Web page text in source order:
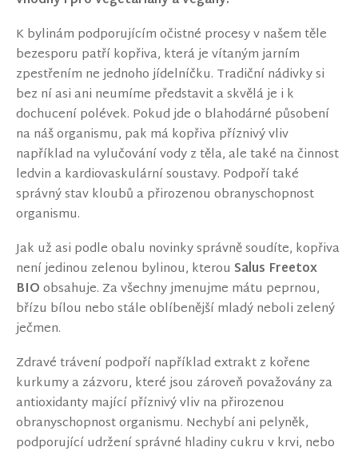
K bylinám podporujícím očistné procesy v našem těle
bezesporu patří kopřiva, která je vítaným jarním
zpestřením ne jednoho jídelníčku. Tradiční nádivky si
bez ní asi ani neumíme představit a skvělá je i k
dochucení polévek. Pokud jde o blahodárné působení
na náš organismu, pak má kopřiva příznivý vliv
například na vylučování vody z těla, ale také na činnost
ledvin a kardiovaskulární soustavy. Podpoří také
správný stav kloubů a přirozenou obranyschopnost
organismu.
Jak už asi podle obalu novinky správně soudíte, kopřiva
není jedinou zelenou bylinou, kterou Salus Freetox
BIOobsahuje. Za všechny jmenujme mátu peprnou,
břízu bílou nebo stále oblíbenější mladý neboli zelený
ječmen.
Zdravé trávení podpoří například extrakt z kořene
kurkumy a zázvoru, které jsou zároveň považovány za
antioxidanty mající příznivý vliv na přirozenou
obranyschopnost organismu. Nechybí ani pelyněk,
podporující udržení správné hladiny cukru v krvi, nebo